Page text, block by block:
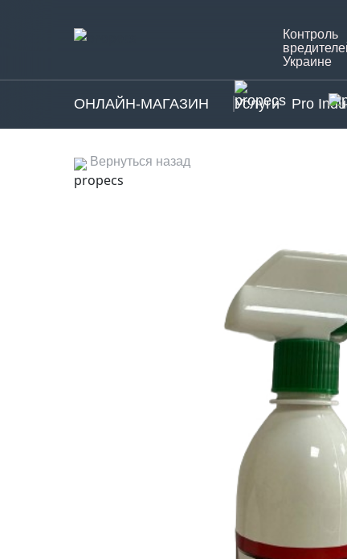
Контроль
Украине
ОНЛАЙН-МАГАЗИН Услуги Pro
Вернуться назад